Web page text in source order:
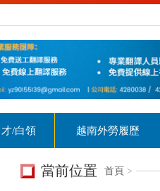
/白領 越南外勞履歷
當前位置 首頁 >